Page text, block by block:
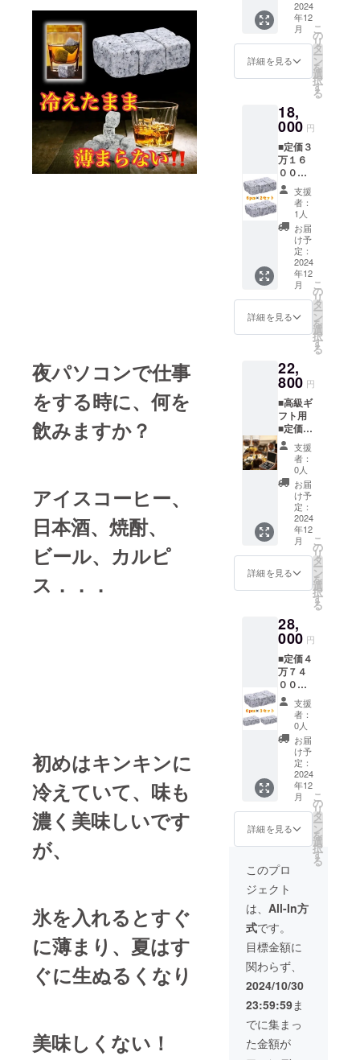
夜パソコンで仕事
をする時に、何を
飲みますか？
アイスコーヒー、
日本酒、焼酎、
ビール、カルピ
ス．．．
初めはキンキンに
冷えていて、味も
濃く美味しいです
が、
氷を入れるとすぐ
に薄まり、夏はす
ぐに生ぬるくなり
美味しくない！
大理石
瞬間冷
キュー
ブ（６
個入
り）定
５８０
０円×１
個
2024
年12
月
詳細を見る
こ
の
リ
タ
ー
ン
を
選
択
す
る
18,
000 円
■定価３
万１６
００円
⇒ １万
８００
０円
（税・
送料
込） ■
大理石
瞬間冷
キュー
ブ（６
個入り×
２セッ
価１万
５８０
０円×２
個（３
万１６
００円
分）
支援
者：
1人
お届
け予
定：
2024
年12
月
詳細を見る
こ
の
リ
タ
ー
ン
を
選
択
す
る
22,
800 円
■高級ギ
フト用
■定価３
万９８
００円
２８０
０円
（税・
送料
込） ■
ギフト
BOX 大
理石瞬
間冷却
キュー
個入
り） グ
ラス２
個 定価
３万９
８００
円×１
セット
支援
者：
0人
お届
け予
定：
2024
年12
月
詳細を見る
こ
の
リ
タ
ー
ン
を
選
択
す
る
28,
000 円
■定価４
万７４
００円
⇒ ２万
８００
０円
（税・
送料
込） ■
大理石
瞬間冷
キュー
ブ（６
個入り×
３セッ
ト） 定
価１万
５８０
０円×３
個（４
万７４
００円
分）
支援
者：
0人
お届
け予
定：
2024
年12
月
詳細を見る
こ
の
リ
タ
ー
ン
を
選
択
す
る
このプロ
ジェクト
は、 All-In方
式です。
目標金額に
関わらず、
2024/10/30
23:59:59ま
でに集まっ
た金額が